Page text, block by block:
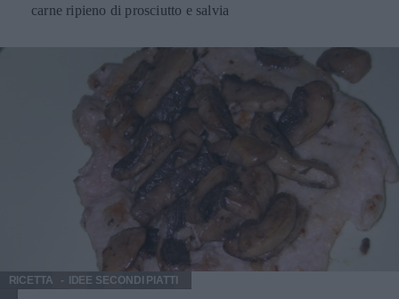
carne ripieno di prosciutto e salvia
RICETTA IDEE SECONDI PIATTI